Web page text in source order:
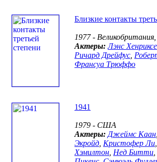
Близкие контакты
1977 -
Актеры: Лэнс
Ричард Дрейфус
Франсуа Трюффо
1941
1979 - США
Актеры: Джеймс Каан
Экройд Кристофер Ли
Хэмилтон Нед Битти